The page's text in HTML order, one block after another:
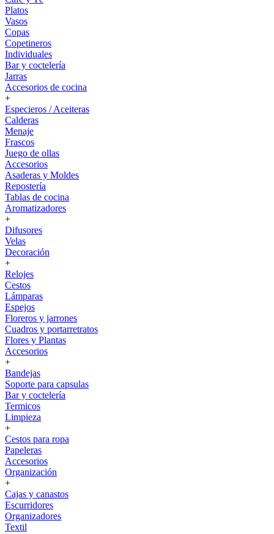
Platos
Vasos
Copas
Copetineros
Individuales
Bar y coctelería
Jarras
Accesorios de cocina
+
Especieros / Aceiteras
Calderas
Menaje
Frascos
Juego de ollas
Accesorios
Asaderas y Moldes
Repostería
Tablas de cocina
Aromatizadores
+
Difusores
Velas
Decoración
+
Relojes
Cestos
Lámparas
Espejos
Floreros y jarrones
Cuadros y portarretratos
Flores y Plantas
Accesorios
+
Bandejas
Soporte para capsulas
Bar y coctelería
Termicos
Limpieza
+
Cestos para ropa
Papeleras
Accesorios
Organización
+
Cajas y canastos
Escurridores
Organizadores
Textil